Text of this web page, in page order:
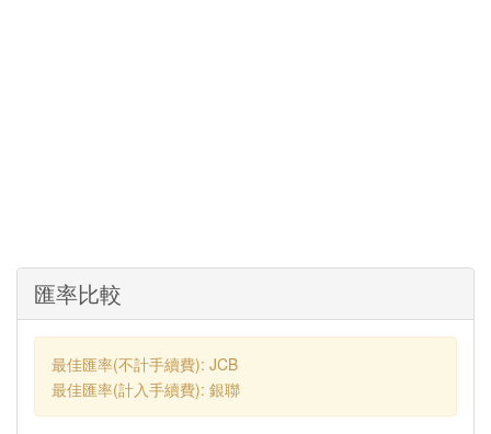
匯率比較
最佳匯率(不計手續費): JCB
最佳匯率(計入手續費): 銀聯